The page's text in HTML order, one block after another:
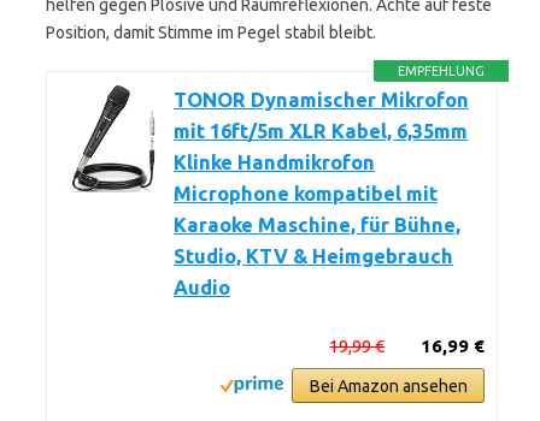
helfen gegen Plosive und Raumreflexionen. Achte auf feste
Position, damit Stimme im Pegel stabil bleibt.
EMPFEHLUNG
TONOR Dynamischer Mikrofon
mit 16ft/5m XLR Kabel, 6,35mm
Klinke Handmikrofon
Microphone kompatibel mit
Karaoke Maschine, für Bühne,
Studio, KTV & Heimgebrauch
Audio
16,99 €
19,99 €
Bei Amazon ansehen